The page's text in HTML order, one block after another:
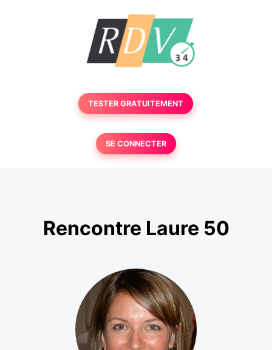
TESTER GRATUITEMENT
SE CONNECTER
Rencontre Laure 50